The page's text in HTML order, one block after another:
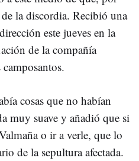
de la discordia. Recibió una
este jueves en la
de la compañía
cosas que no habían
muy suave y añadió que si
o ir a verle, que lo
de la sepultura afectada.